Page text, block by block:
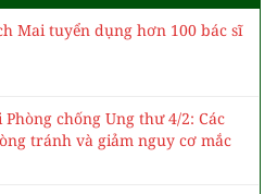
Mai tuyển dụng hơn 100 bác sĩ
chống Ung thư 4/2: Các
tránh và giảm nguy cơ mắc